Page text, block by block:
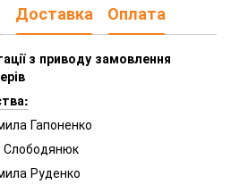
Доставка Оплата
з приводу замовлення
Гапоненко
Слободянюк
Руденко